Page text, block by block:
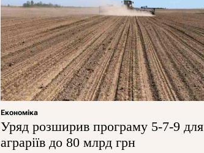
Економіка
Уряд розширив програму 5-7-9 для
аграріїв до 80 млрд грн